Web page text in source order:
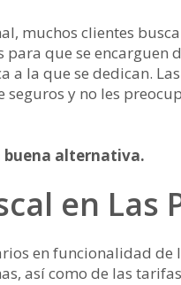
muchos clientes
que se encarguen
la que se dedican.
y no les
buena alternativa.
en Las
en funcionalidad de
así como de las